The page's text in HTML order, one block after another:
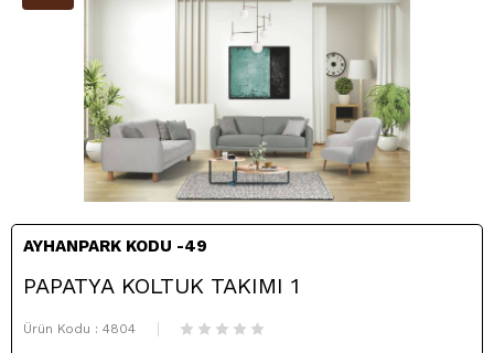
AYHANPARK KODU -49
PAPATYA KOLTUK TAKIMI 1
Ürün Kodu : 4804